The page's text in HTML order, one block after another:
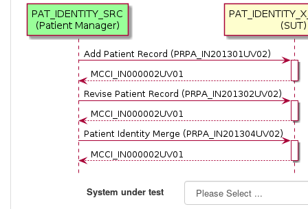
System under test